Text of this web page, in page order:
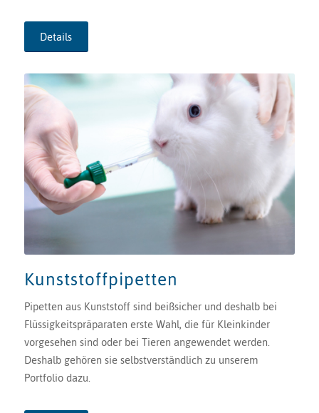
Details
Kunststoffpipetten
Pipetten aus Kunststoff sind beißsicher und deshalb bei
Flüssigkeitspräparaten erste Wahl, die für Kleinkinder
vorgesehen sind oder bei Tieren angewendet werden.
Deshalb gehören sie selbstverständlich zu unserem
Portfolio dazu.